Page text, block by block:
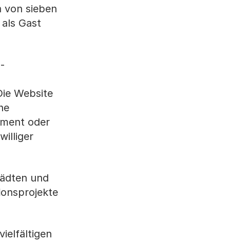
sieben
Gast
Website
oder
und